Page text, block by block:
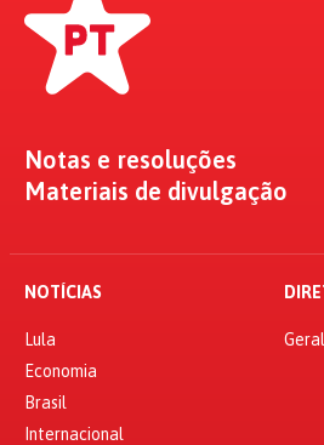
Notas e resoluções
Materiais de divulgação
NOTÍCIAS
Lula
Economia
Brasil
Internacional
Geral